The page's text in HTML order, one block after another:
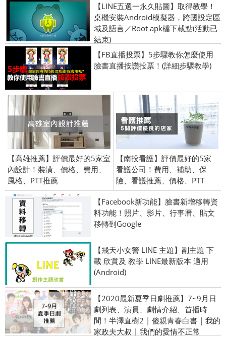
【LINE五選一永久貼圖】取得教學！
桌機安裝Android模擬器，跨國設定區
域及語言／Root apk檔下載點(活動已
結束)
【FB直播投票】5步驟教你怎麼使用
臉書直播按讚投票！(詳細步驟教學)
【高雄推薦】評價最好的5家室
內設計！裝潢、價格、費用、
風格、PTT推薦
【南投看護】評價最好的5家
看護公司！費用、補助、保
險、看護推薦、價格、PTT
【Facebook新功能】臉書新增移轉資
料功能！照片、影片、行事曆、貼文
移轉到Google
【飛天小女警 LINE 主題】副主題 下
載 欣賞及 教學 LINE最新版本 適用
(Android)
【2020最新夏季日劇推薦】7~9月日
劇列表、演員、劇情介紹、首播時
間！半澤直樹2 | 傻親青春白書 | 我的
家政夫大叔 | 我們的愛情不正常